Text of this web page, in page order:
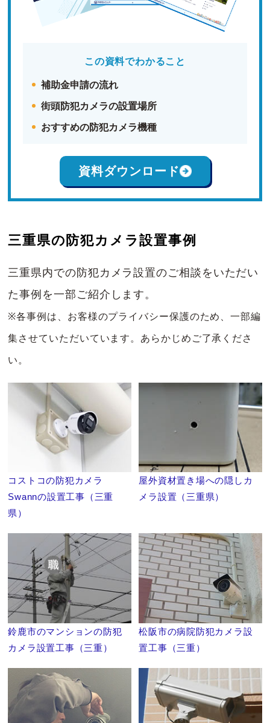
この資料でわかること
補助金申請の流れ
街頭防犯カメラの設置場所
おすすめの防犯カメラ機種
資料ダウンロード
三重県の防犯カメラ設置事例
三重県内での防犯カメラ設置のご相談をいただい
た事例を一部ご紹介します。
※各事例は、お客様のプライバシー保護のため、一部編
集させていただいています。あらかじめご了承くださ
い。
コストコの防犯カメラ
Swannの設置工事（三重
県）
屋外資材置き場への隠しカ
メラ設置（三重県）
鈴鹿市のマンションの防犯
カメラ設置工事（三重）
松阪市の病院防犯カメラ設
置工事（三重）